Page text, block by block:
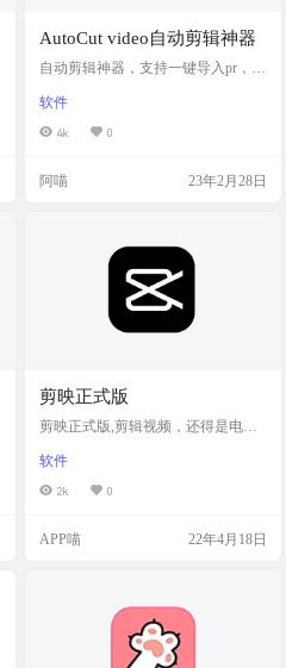
AutoCut video自动剪辑神器
自动剪辑神器，支持一键导入pr，达
可以一键删除无效停顿无声片段。
体验很好 软件截图 软件特色 提高剪
长，不减内容 缩短节目时长把控节
前在测试阶段，部分机型、部分媒
体文件可能出现问题。如有问题或
建议，欢迎 …
软件
4k 0
阿喵 23年2月28日
剪映正式版
剪映正式版,剪辑视频，还得是电脑
映正式版 适用设备： PC,MAC 收费
与否： 免费 02 功能介绍 截图 剪映
版由于模板丰富，受到了不少视频
了。 与手机版剪映相比，可操作界
面大大提升，不再局限狭小的手机
软件
2k 0
APP喵 22年4月18日